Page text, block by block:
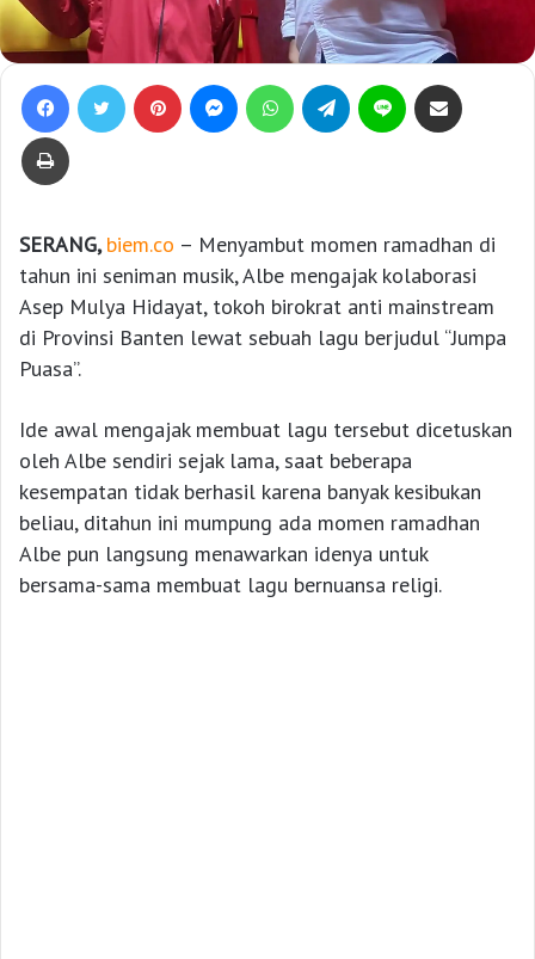
SERANG,biem.co – Menyambut momen ramadhan di
tahun ini seniman musik, Albe mengajak kolaborasi
Asep Mulya Hidayat, tokoh birokrat anti mainstream
di Provinsi Banten lewat sebuah lagu berjudul “Jumpa
Puasa”.
Ide awal mengajak membuat lagu tersebut dicetuskan
oleh Albe sendiri sejak lama, saat beberapa
kesempatan tidak berhasil karena banyak kesibukan
beliau, ditahun ini mumpung ada momen ramadhan
Albe pun langsung menawarkan idenya untuk
bersama-sama membuat lagu bernuansa religi.